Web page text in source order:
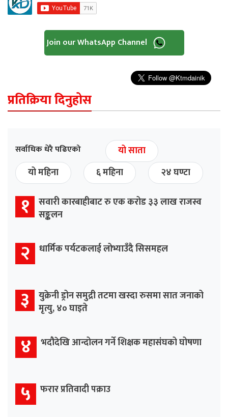
Join our WhatsApp Channel
प्रतिक्रिया दिनुहोस
सर्वाधिक धेरै पढिएको
यो साता
यो महिना
६ महिना २४ घण्टा
१ सवारी कारबाहीबाट रु एक करोड ३३ लाख राजस्व
सङ्कलन
२ धार्मिक पर्यटकलाई लोभ्याउँदै सिसमहल
३ युक्रेनी ड्रोन समुद्री तटमा खस्दा रुसमा सात जनाको
मृत्यु, ४० घाइते
४ भदौदेखि आन्दोलन गर्ने शिक्षक महासंघको घोषणा
५ फरार प्रतिवादी पक्राउ